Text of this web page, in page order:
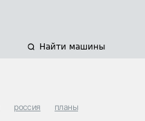
Найти машины
россия планы